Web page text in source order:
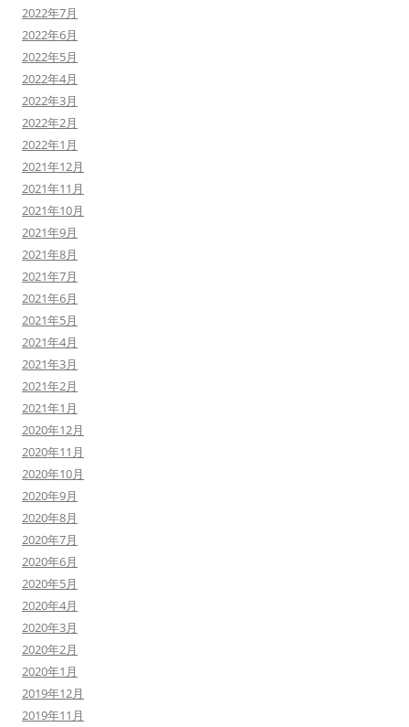
2022年7月
2022年6月
2022年5月
2022年4月
2022年3月
2022年2月
2022年1月
2021年12月
2021年11月
2021年10月
2021年9月
2021年8月
2021年7月
2021年6月
2021年5月
2021年4月
2021年3月
2021年2月
2021年1月
2020年12月
2020年11月
2020年10月
2020年9月
2020年8月
2020年7月
2020年6月
2020年5月
2020年4月
2020年3月
2020年2月
2020年1月
2019年12月
2019年11月